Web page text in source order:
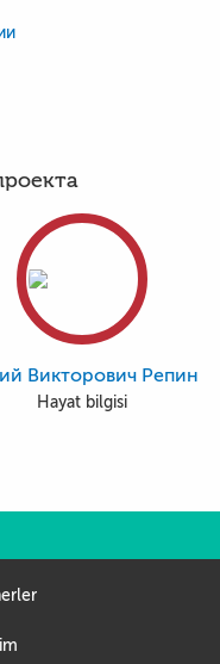
Викторович Репин
Hayat bilgisi